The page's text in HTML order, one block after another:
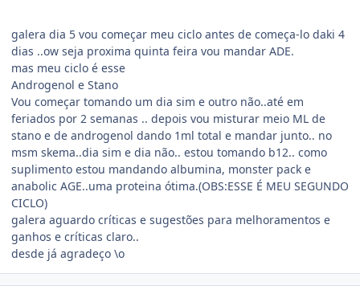
galera dia 5 vou começar meu ciclo antes de começa-lo daki 4
dias ..ow seja proxima quinta feira vou mandar ADE.
mas meu ciclo é esse
Androgenol e Stano
Vou começar tomando um dia sim e outro não..até em
feriados por 2 semanas .. depois vou misturar meio ML de
stano e de androgenol dando 1ml total e mandar junto.. no
msm skema..dia sim e dia não.. estou tomando b12.. como
suplimento estou mandando albumina, monster pack e
anabolic AGE..uma proteina ótima.(OBS:ESSE É MEU SEGUNDO
CICLO)
galera aguardo críticas e sugestões para melhoramentos e
ganhos e críticas claro..
desde já agradeço \o